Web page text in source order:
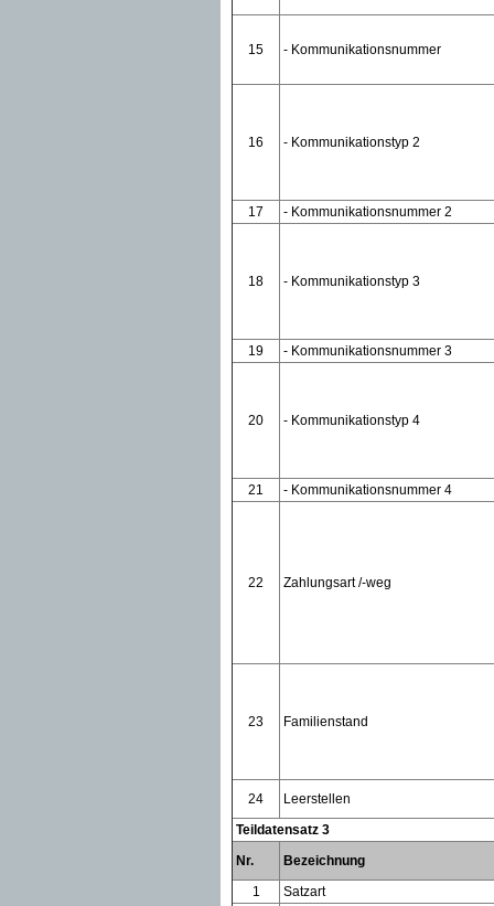
15 - Kommunikationsnummer
16 - Kommunikationstyp 2
17 - Kommunikationsnummer 2
18 - Kommunikationstyp 3
19 - Kommunikationsnummer 3
20 - Kommunikationstyp 4
21 - Kommunikationsnummer 4
22 Zahlungsart /-weg
23 Familienstand
24
Leerstellen
Teildatensatz 3
Nr.
Bezeichnung
1
Satzart